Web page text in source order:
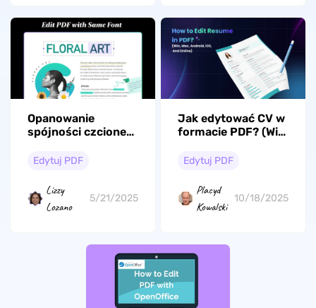
Opanowanie
spójności czcionek:
edytować pliki PDF
Edytuj PDF
Lizzy
Lozano
5/21/2025
Jak edytować CV w
formacie PDF? (Win,
online)
Edytuj PDF
Placyd
Kowalski
10/18/2025